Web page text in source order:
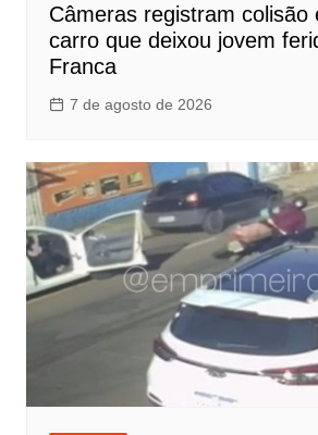
Câmeras registram colisão
carro que deixou jovem
Franca
7 de agosto de 2026